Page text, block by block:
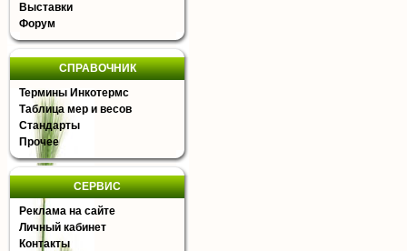
Выставки
Форум
СПРАВОЧНИК
Термины Инкотермс
Таблица мер и весов
Стандарты
Прочее
СЕРВИС
Реклама на сайте
Личный кабинет
Контакты